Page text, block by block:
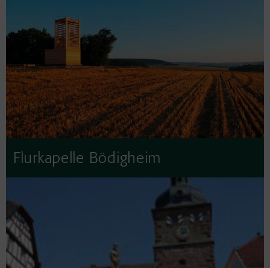
Flurkapelle Bödigheim